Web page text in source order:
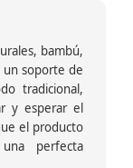
bambú,
un soporte de
tradicional,
y esperar el
el producto
perfecta